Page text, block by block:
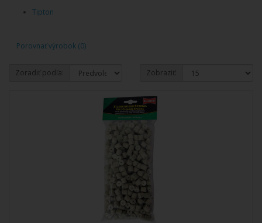
Tipton
Porovnať výrobok (0)
Zoradiť podľa: Zobraziť: